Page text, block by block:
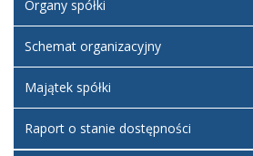
Organy spółki
Schemat organizacyjny
Majątek spółki
Raport o stanie dostępności